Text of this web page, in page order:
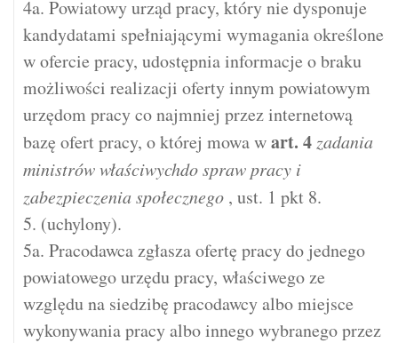
4a. Powiatowy urząd pracy, który nie dysponuje
kandydatami spełniającymi wymagania określone
w ofercie pracy, udostępnia informacje o braku
możliwości realizacji oferty innym powiatowym
urzędom pracy co najmniej przez internetową
bazę ofert pracy, o której mowa wart. 4 zadania
ministrów właściwychdo spraw pracy i
zabezpieczenia społecznego , ust. 1 pkt 8.
5. (uchylony).
5a. Pracodawca zgłasza ofertę pracy do jednego
powiatowego urzędu pracy, właściwego ze
względu na siedzibę pracodawcy albo miejsce
wykonywania pracy albo innego wybranego przez